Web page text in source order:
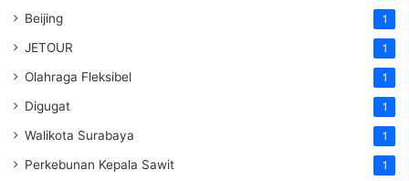
Beijing 1
JETOUR 1
Olahraga Fleksibel 1
Digugat 1
Walikota Surabaya 1
Perkebunan Kepala Sawit 1